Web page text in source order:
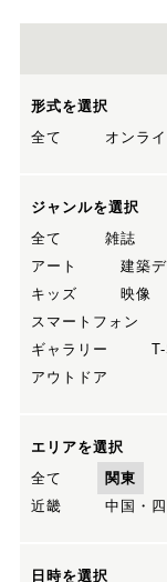
形式を選択
全て
オンラ
ジャンルを選択
全て
雑誌
アート
建築
キッズ
映像
スマートフォン
ギャラリー
アウトドア
エリアを選択
全て
関東
近畿
中国・四
日時を選択